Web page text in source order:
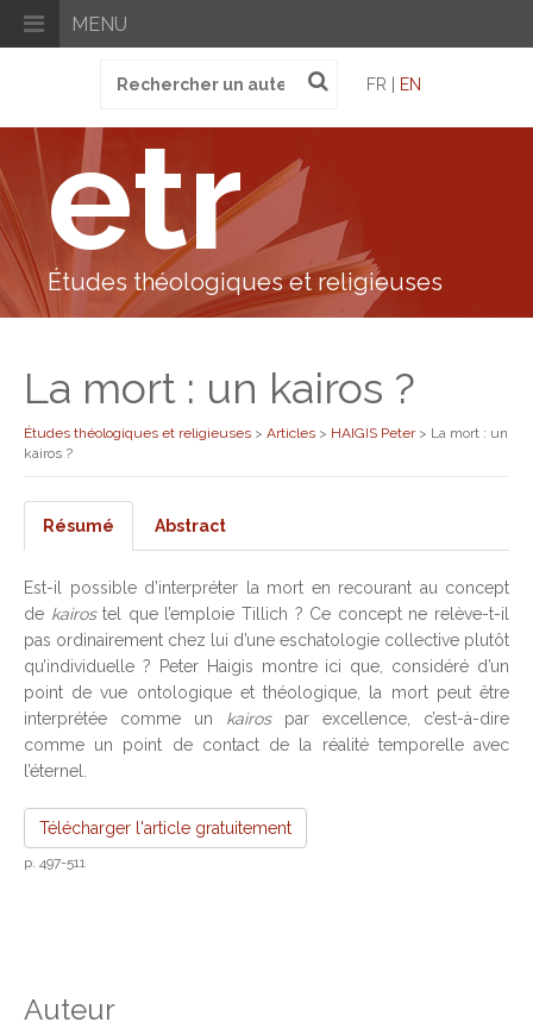
MENU
pour
FR | EN
etr
Études théologiques et religieuses
La mort : un kairos ?
Études théologiques et religieuses > Articles > HAIGIS Peter> La mort : un
kairos ?
Résumé Abstract
Est-il possible d’interpréter la mort en recourant au concept
de kairostel que l’emploie Tillich ? Ce concept ne relève-t-il
pas ordinairement chez lui d’une eschatologie collective plutôt
qu’individuelle ? Peter Haigis montre ici que, considéré d’un
point de vue ontologique et théologique, la mort peut être
interprétée comme un kairospar excellence, c’est-à-dire
comme un point de contact de la réalité temporelle avec
l’éternel.
Télécharger l'article gratuitement
p. 497-511
Auteur